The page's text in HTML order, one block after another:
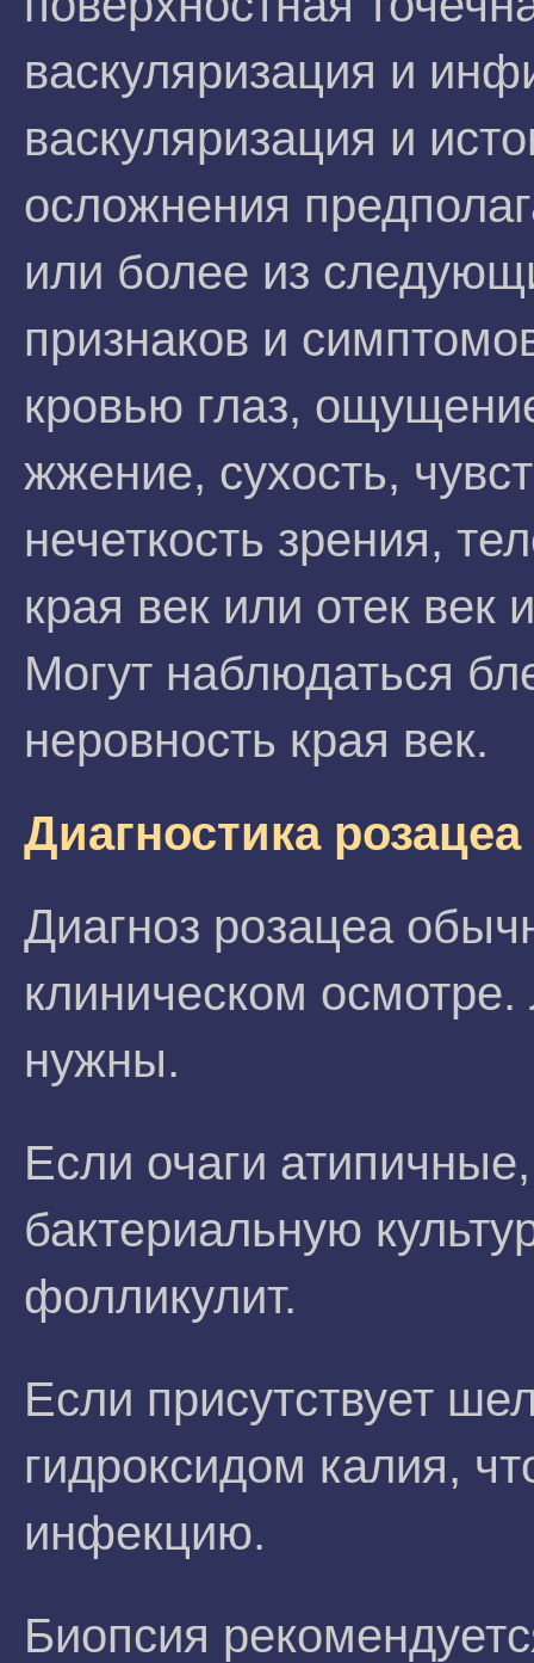
васкуляризация и
васкуляризация и
осложнения
или более из
признаков и
кровью глаз,
жжение, сухость,
нечеткость зрения,
края век или отек век
Могут наблюдаться
неровность края век.
Диагностика розацеа
Диагноз розацеа
клиническом
нужны.
Если очаги
бактериальную
фолликулит.
Если присутствует
гидроксидом калия,
инфекцию.
Биопсия